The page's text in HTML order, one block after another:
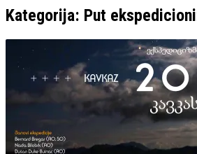
Kategorija: Put